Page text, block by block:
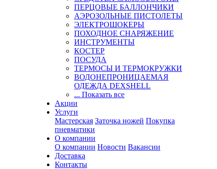
ПЕРЦОВЫЕ БАЛЛОНЧИКИ
АЭРОЗОЛЬНЫЕ ПИСТОЛЕТЫ
ЭЛЕКТРОШОКЕРЫ
ПОХОДНОЕ СНАРЯЖЕНИЕ
ИНСТРУМЕНТЫ
КОСТЕР
ПОСУДА
ТЕРМОСЫ И ТЕРМОКРУЖКИ
ВОДОНЕПРОНИЦАЕМАЯ
ОДЕЖДА DEXSHELL
... Показать все
Акции
Услуги
Мастерская Заточка ножей Покупка
пневматики
О компании
О компании Новости Вакансии
Доставка
Контакты